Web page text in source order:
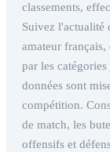
classements,
Suivez l'actualité
amateur français,
par les
données sont
compétition.
de match, les
offensifs et